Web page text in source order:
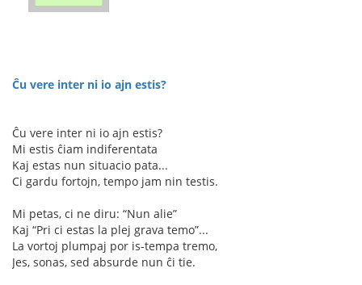
Ĉu vere inter ni io ajn estis?
Ĉu vere inter ni io ajn estis?
Mi estis ĉiam indiferentata
Kaj estas nun situacio pata...
Ci gardu fortojn, tempo jam nin testis.
Mi petas, ci ne diru: “Nun alie”
Kaj “Pri ci estas la plej grava temo”...
La vortoj plumpaj por is-tempa tremo,
Jes, sonas, sed absurde nun ĉi tie.